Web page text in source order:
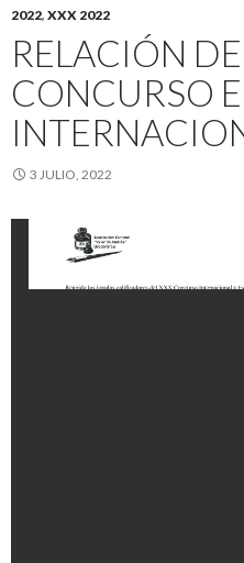
2022, XXX 2022
RELACIÓN
CONCURSO
3 JULIO, 2022